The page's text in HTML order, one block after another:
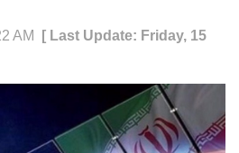
AM
[ Last Update: Friday, 15